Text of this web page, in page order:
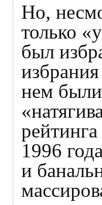
Но,
только
был
нем
1996
и